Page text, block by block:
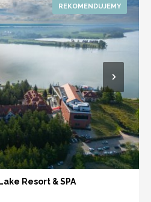
Resort & SPA